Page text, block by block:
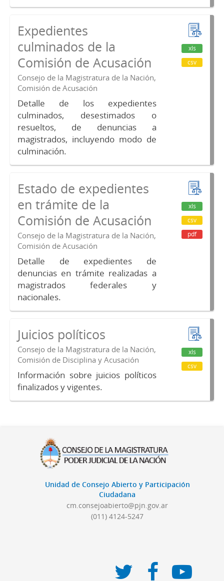
Expedientes
culminados de la
Comisión de Acusación
Consejo de la Magistratura de la Nación,
Comisión de Acusación
Detalle de los expedientes
culminados, desestimados o
resueltos, de denuncias a
magistrados, incluyendo modo de
culminación.
xls
csv
Estado de expedientes
en trámite de la
Comisión de Acusación
Consejo de la Magistratura de la Nación,
Comisión de Acusación
Detalle de expedientes de
denuncias en trámite realizadas a
magistrados federales y
nacionales.
xls
csv
pdf
Juicios políticos
Consejo de la Magistratura de la Nación,
Comisión de Disciplina y Acusación
Información sobre juicios políticos
finalizados y vigentes.
xls
csv
Unidad de Consejo Abierto y Participación
Ciudadana
cm.consejoabierto@pjn.gov.ar
(011) 4124-5247